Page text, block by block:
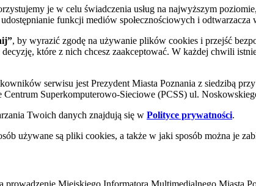
je w celu świadczenia usług na najwyższym
funkcji mediów społecznościowych i odtwarzacza
, by wyrazić zgodę na używanie plików cookies i przejść
które z nich chcesz zaakceptować. W każdej chwili
serwisu jest Prezydent Miasta Poznania z siedzibą
Superkomputerowo-Sieciowe (PCSS) ul.
Twoich danych znajdują się w Polityce prywatności.
używane są pliki cookies, a także w jaki sposób można je
prowadzenie Miejskiego Informatora Multimedialnego Miasta